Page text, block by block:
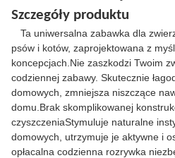
Szczegóły produktu
Ta uniwersalna zabawka dla
psów i kotów, zaprojektowana z
koncepcjach.Nie zaszkodzi Twoim
codziennej zabawy. Skutecznie
domowych, zmniejsza niszczące
domu.Brak skomplikowanej
czyszczeniaStymuluje naturalne
domowych, utrzymuje je aktywne i
opłacalna codzienna rozrywka